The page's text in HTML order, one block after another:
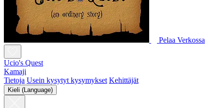
Pelaa Verkossa
Ucio's Quest
Kamaji
Tietoja Usein kysytyt kysymykset Kehittäjät
Kieli (Language)